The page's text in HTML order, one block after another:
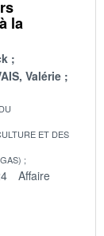
la
Valérie
ET DES
Affaire